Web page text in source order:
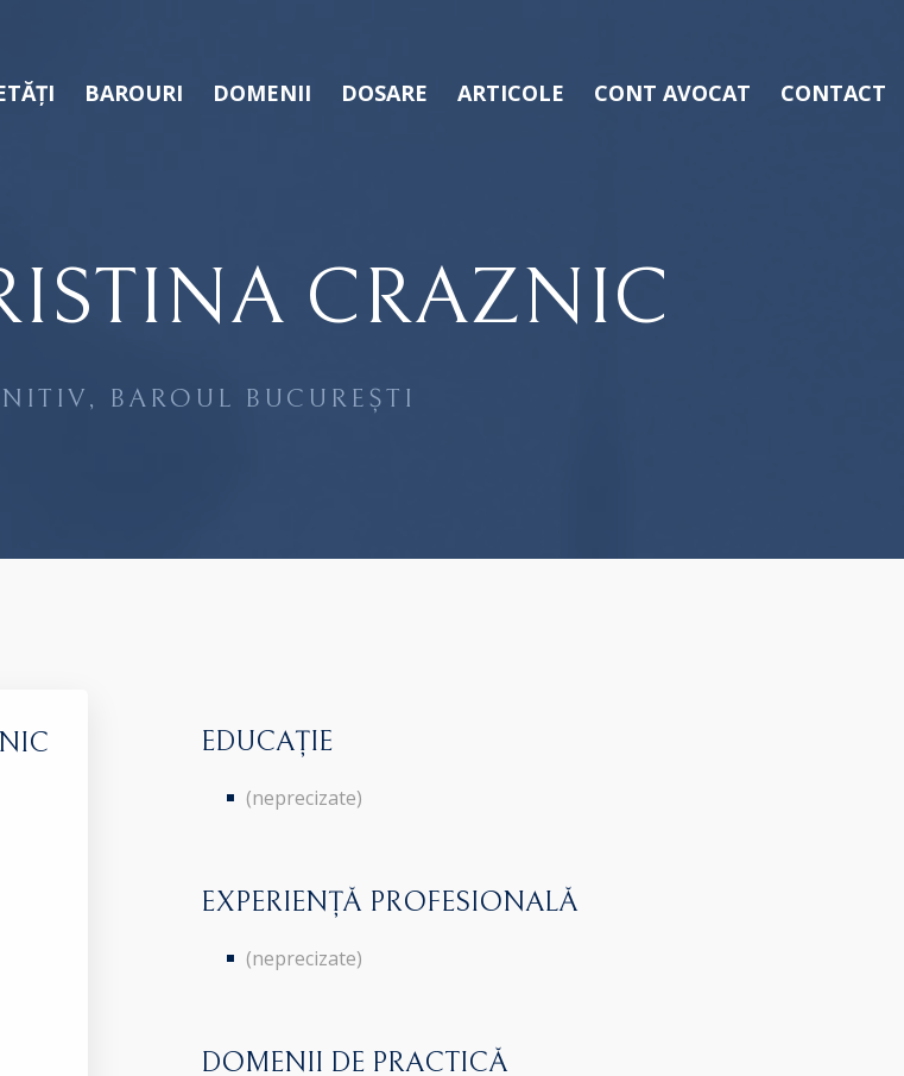
BAROURI DOMENII DOSARE ARTICOLE CONT AVOCAT CONTACT
CRAZNIC
BAROUL BUCUREȘTI
EDUCAȚIE
(neprecizate)
EXPERIENȚĂ PROFESIONALĂ
(neprecizate)
DOMENII DE PRACTICĂ